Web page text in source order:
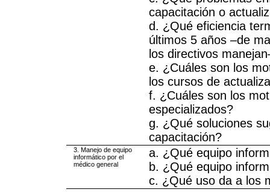
capacitación o
d. ¿Qué eficiencia
últimos 5 años –de
los directivos
e. ¿Cuáles son los
los cursos de
f. ¿Cuáles son los
especializados?
g. ¿Qué soluciones
capacitación?
3. Manejo de equipo
informático por el
médico general
a. ¿Qué equipo
b. ¿Qué equipo
c. ¿Qué uso da a los